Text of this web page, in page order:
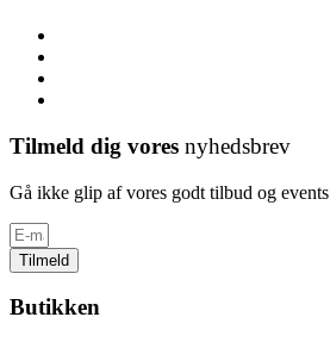
Tilmeld dig vores nyhedsbrev
Gå ikke glip af vores godt tilbud og events
Tilmeld
Butikken